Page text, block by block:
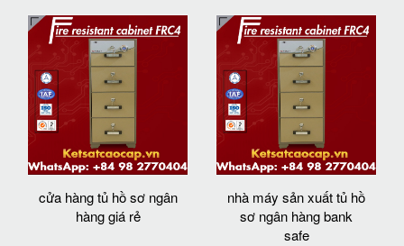
cửa hàng tủ hồ sơ ngân
hàng giá rẻ
nhà máy sản xuất tủ hồ
sơ ngân hàng bank
safe